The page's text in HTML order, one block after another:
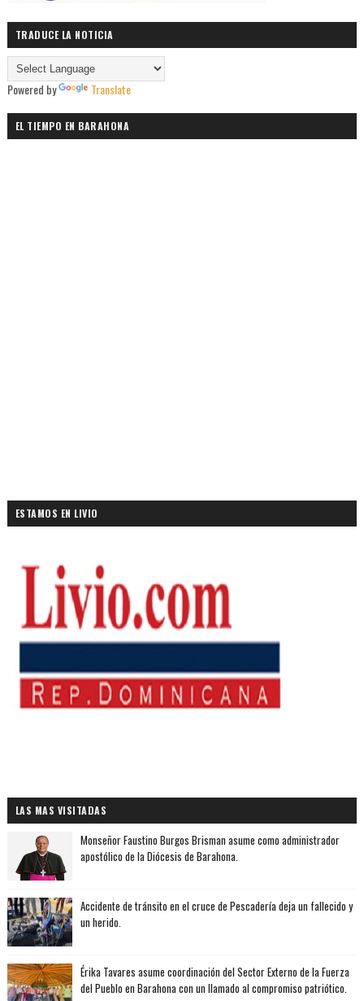
TRADUCE LA NOTICIA
Powered by Translate
EL TIEMPO EN BARAHONA
ESTAMOS EN LIVIO
LAS MAS VISITADAS
Monseñor Faustino Burgos Brisman asume como administrador
apostólico de la Diócesis de Barahona.
Accidente de tránsito en el cruce de Pescadería deja un fallecido y
un herido.
Érika Tavares asume coordinación del Sector Externo de la Fuerza
del Pueblo en Barahona con un llamado al compromiso patriótico.